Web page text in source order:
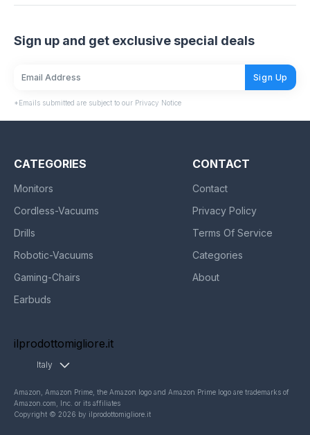
Sign up and get exclusive special deals
Sign Up
*Emails submitted are subject to our Privacy Notice
CATEGORIES
Monitors
Cordless-Vacuums
Drills
Robotic-Vacuums
Gaming-Chairs
Earbuds
CONTACT
Contact
Privacy Policy
Terms Of Service
Categories
About
ilprodottomigliore.it
Italy
Amazon, Amazon Prime, the Amazon logo and Amazon Prime logo are trademarks of
Amazon.com, Inc. or its affiliates
Copyright © 2026 by ilprodottomigliore.it